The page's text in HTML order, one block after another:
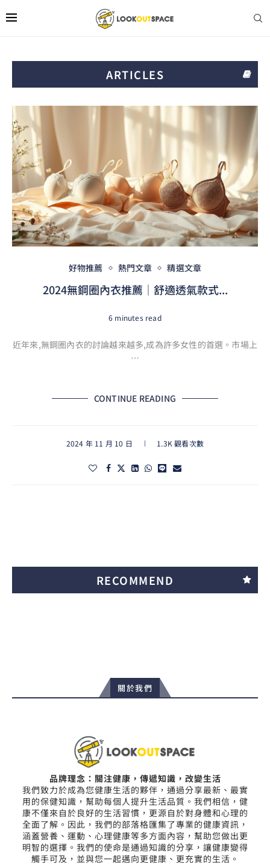
ARTICLES
好物推薦 熱門文章 精選文章
2024無鋼圈內衣推薦｜舒適透氣款式...
6 minutes read
近年來,無鋼圈內衣的討論越來越多,成為許多女性的首選。市場上
…
CONTINUE READING
2024 年 11 月 10 日 1.3K 觀看次數
RECOMMEND
關於我們
品牌理念：關注健康，傳遞知識，改變生活
我們致力於成為您健康生活的夥伴，通過分享最新、最實
用的保健知識，幫助每個人提升生活品質。我們相信，健
康不僅來自於良好的生活習慣，更源自於對身體和心理的
全面了解。因此，我們的部落格匯集了專業的健康資訊，
涵蓋營養、運動、心理健康等多方面內容，幫助您做出更
明智的選擇。我們的使命是通過知識的分享，讓健康變得
觸手可及，並與您一起邁向更健康、更充實的生活。